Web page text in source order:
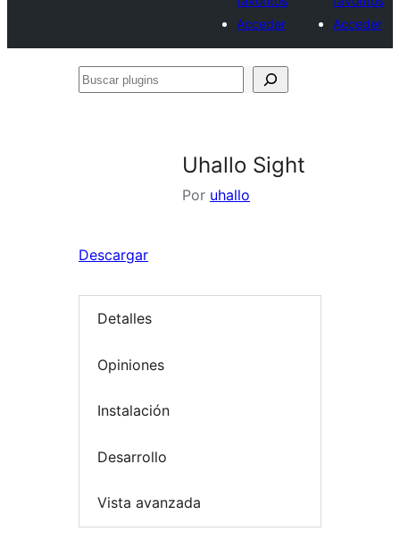
Acceder
Acceder
Buscar
Uhallo Sight
Por uhallo
Descargar
Detalles
Opiniones
Instalación
Desarrollo
Vista avanzada